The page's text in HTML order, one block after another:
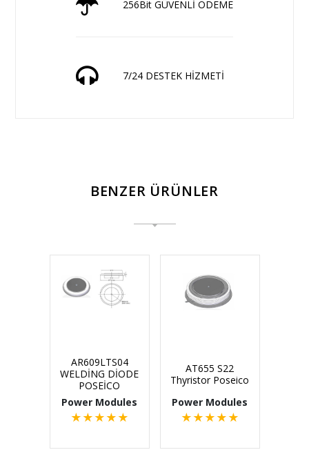
256Bit GÜVENLİ ÖDEME
7/24 DESTEK HİZMETİ
BENZER ÜRÜNLER
AR609LTS04
WELDİNG DİODE
POSEİCO
Power Modules
★ ★ ★ ★ ★
AT655 S22
Thyristor Poseico
Power Modules
★ ★ ★ ★ ★